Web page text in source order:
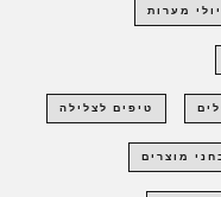
מערות
טיפים לצלילה
מוצרים